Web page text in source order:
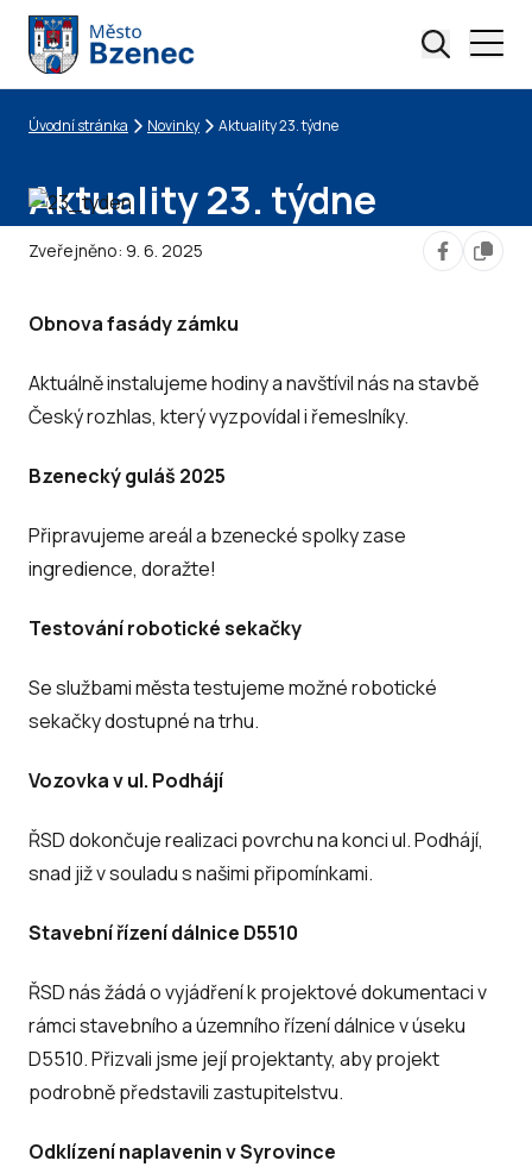
Drobečková navigace
Úvodní stránka Novinky Aktuality 23. týdne
Aktuality 23. týdne
Zveřejněno: 9. 6. 2025
Obnova fasády zámku
Aktuálně instalujeme hodiny a navštívil nás na stavbě
Český rozhlas, který vyzpovídal i řemeslníky.
Bzenecký guláš 2025
Připravujeme areál a bzenecké spolky zase
ingredience, doražte!
Testování robotické sekačky
Se službami města testujeme možné robotické
sekačky dostupné na trhu.
Vozovka v ul. Podhájí
ŘSD dokončuje realizaci povrchu na konci ul. Podhájí,
snad již v souladu s našimi připomínkami.
Stavební řízení dálnice D5510
ŘSD nás žádá o vyjádření k projektové dokumentaci v
rámci stavebního a územního řízení dálnice v úseku
D5510. Přizvali jsme její projektanty, aby projekt
podrobně představili zastupitelstvu.
Odklízení naplavenin v Syrovince